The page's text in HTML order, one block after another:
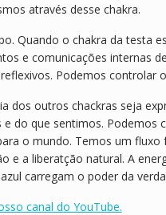
através desse chakra.
Quando o chakra da testa
e comunicações internas
Podemos controlar
outros chackras seja
do que sentimos. Podemos
o mundo. Temos um
a liberatção natural. A
carregam o poder da
canal do YouTube.